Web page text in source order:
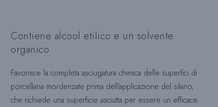
Contiene alcool etilico e un solvente
organico
Favorisce la completa asciugatura chimica delle superfici di
porcellana mordenzate prima dell’applicazione del silano,
che richiede una superficie asciutta per essere un efficace